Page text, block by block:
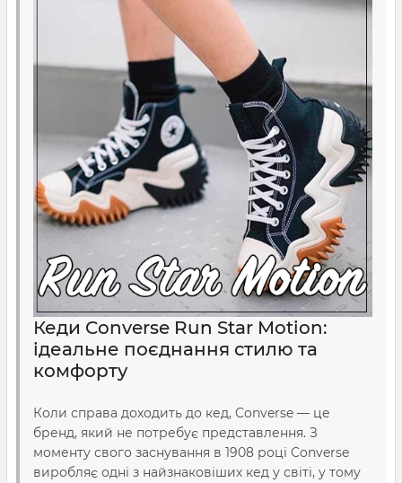
Кеди Converse Run Star Motion:
ідеальне поєднання стилю та
комфорту
Коли справа доходить до кед, Converse — це
бренд, який не потребує представлення. З
моменту свого заснування в 1908 році Converse
виробляє одні з найзнаковіших кед у світі, у тому